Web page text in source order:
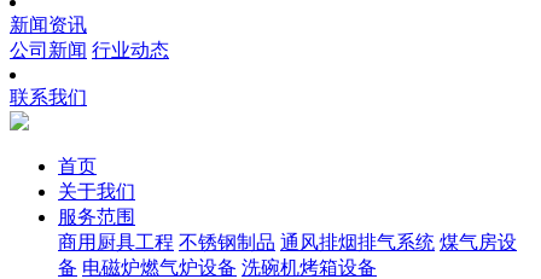
新闻资讯
公司新闻 行业动态
联系我们
首页
关于我们
服务范围
商用厨具工程 不锈钢制品 通风排烟排气系统 煤气房设
备 电磁炉燃气炉设备 洗碗机烤箱设备